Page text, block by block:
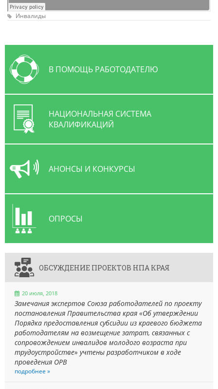
Инвалиды
В ПОМОЩЬ РАБОТОДАТЕЛЮ
НАЦИОНАЛЬНАЯ СИСТЕМА
КВАЛИФИКАЦИЙ
АНОНСЫ И КОНКУРСЫ
ОПРОСЫ
ОБСУЖДЕНИЕ ПРОЕКТОВ НПА КРАЯ
20 июля, 2018
Замечания экспертов Союза работодателей по проекту
постановления Правительства края «Об утверждении
Порядка предоставления субсидии из краевого бюджета
работодателям на возмещение затрат, связанных с
сопровождением инвалидов молодого возраста при
трудоустройстве» учтены разработчиком в ходе
проведения ОРВ
подробнее »